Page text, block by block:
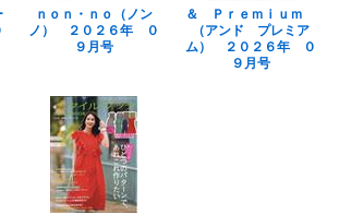
ｎｏｎ・ｎｏ（ノン
ノ） ２０２６年 ０
９月号
＆ Ｐｒｅｍｉｕｍ
（アンド プレミア
ム） ２０２６年 ０
９月号